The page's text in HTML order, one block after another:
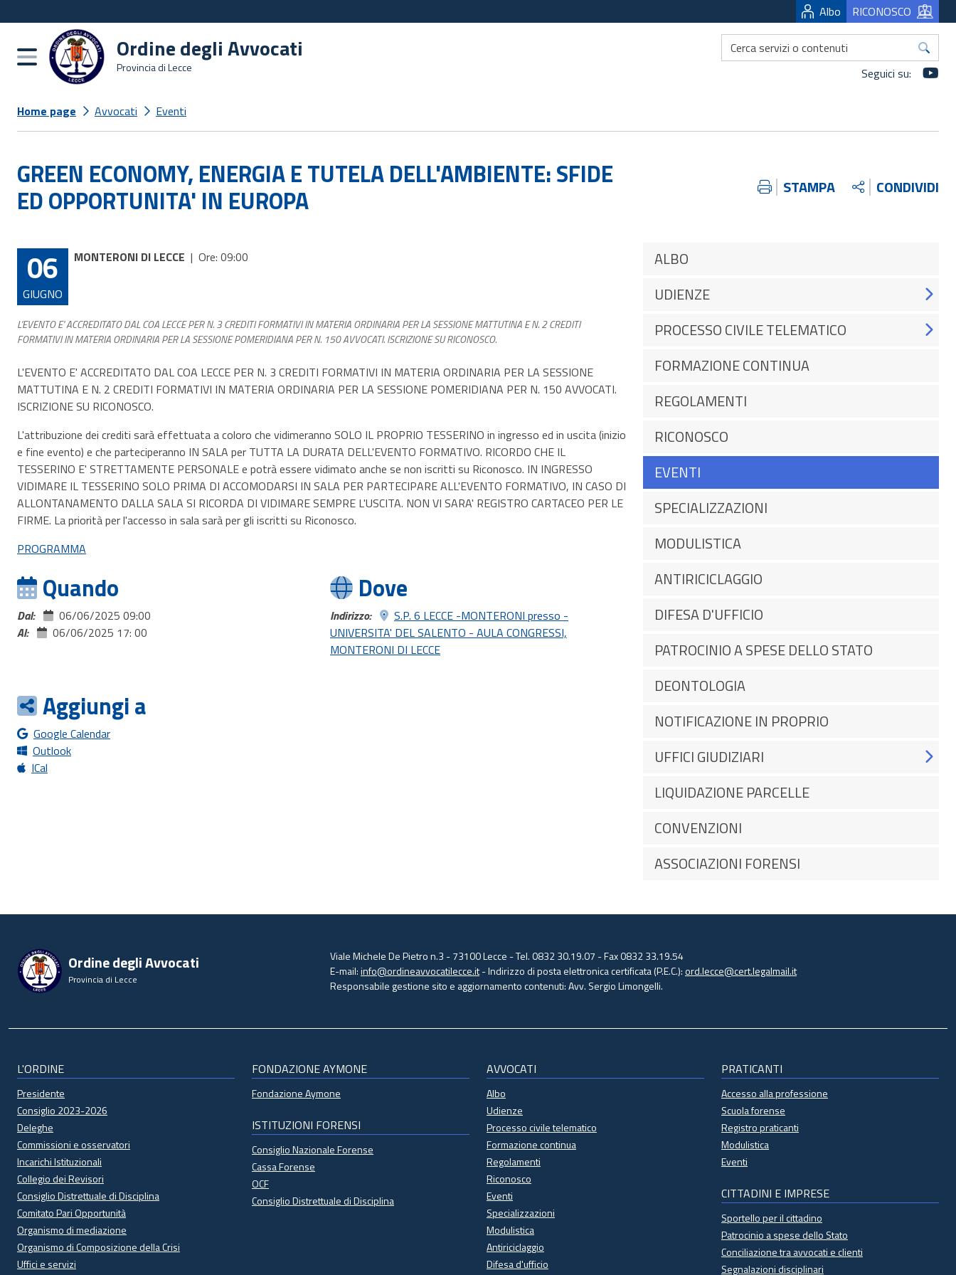
Albo RICONOSCO
Burger menu Ordine degli Avvocati
Provincia di Lecce Seguici su:
Home page Avvocati Eventi
GREEN ECONOMY, ENERGIA E TUTELA DELL'AMBIENTE: SFIDE
ED OPPORTUNITA' IN EUROPA STAMPA CONDIVIDI
06
GIUGNO
MONTERONI DI LECCE | Ore: 09:00
L'EVENTO E' ACCREDITATO DAL COA LECCE PER N. 3 CREDITI FORMATIVI IN MATERIA ORDINARIA PER LA SESSIONE MATTUTINA E N. 2 CREDITI
FORMATIVI IN MATERIA ORDINARIA PER LA SESSIONE POMERIDIANA PER N. 150 AVVOCATI. ISCRIZIONE SU RICONOSCO.
L'EVENTO E' ACCREDITATO DAL COA LECCE PER N. 3 CREDITI FORMATIVI IN MATERIA ORDINARIA PER LA SESSIONE
MATTUTINA E N. 2 CREDITI FORMATIVI IN MATERIA ORDINARIA PER LA SESSIONE POMERIDIANA PER N. 150 AVVOCATI.
ISCRIZIONE SU RICONOSCO.
L'attribuzione dei crediti sarà effettuata a coloro che vidimeranno SOLO IL PROPRIO TESSERINO in ingresso ed in uscita (inizio
e fine evento) e che parteciperanno IN SALA per TUTTA LA DURATA DELL'EVENTO FORMATIVO. RICORDO CHE IL
TESSERINO E' STRETTAMENTE PERSONALE e potrà essere vidimato anche se non iscritti su Riconosco. IN INGRESSO
VIDIMARE IL TESSERINO SOLO PRIMA DI ACCOMODARSI IN SALA PER PARTECIPARE ALL'EVENTO FORMATIVO, IN CASO DI
ALLONTANAMENTO DALLA SALA SI RICORDA DI VIDIMARE SEMPRE L'USCITA. NON VI SARA' REGISTRO CARTACEO PER LE
FIRME. La priorità per l'accesso in sala sarà per gli iscritti su Riconosco.
PROGRAMMA
Quando
Dal:
06/06/2025 09:00
Al:
06/06/2025 17: 00
Dove
Indirizzo:
S.P. 6 LECCE -MONTERONI presso -
UNIVERSITA' DEL SALENTO - AULA CONGRESSI,
MONTERONI DI LECCE
Aggiungi a
Google Calendar
Outlook
ICal
ALBO
UDIENZE
PROCESSO CIVILE TELEMATICO
FORMAZIONE CONTINUA
REGOLAMENTI
RICONOSCO
EVENTI
SPECIALIZZAZIONI
MODULISTICA
ANTIRICICLAGGIO
DIFESA D'UFFICIO
PATROCINIO A SPESE DELLO STATO
DEONTOLOGIA
NOTIFICAZIONE IN PROPRIO
UFFICI GIUDIZIARI
LIQUIDAZIONE PARCELLE
CONVENZIONI
ASSOCIAZIONI FORENSI
Ordine degli Avvocati
Provincia di Lecce
Viale Michele De Pietro n.3 - 73100 Lecce - Tel. 0832 30.19.07 - Fax 0832 33.19.54
E-mail:info@ordineavvocatilecce.it- Indirizzo di posta elettronica certificata (P.E.C.):ord.lecce@cert.legalmail.it
Responsabile gestione sito e aggiornamento contenuti: Avv. Sergio Limongelli.
L'ORDINE
Presidente
Consiglio 2023-2026
Deleghe
Commissioni e osservatori
Incarichi Istituzionali
Collegio dei Revisori
Consiglio Distrettuale di Disciplina
Comitato Pari Opportunità
Organismo di mediazione
Organismo di Composizione della Crisi
Uffici e servizi
FONDAZIONE AYMONE
Fondazione Aymone
ISTITUZIONI FORENSI
Consiglio Nazionale Forense
Cassa Forense
OCF
Consiglio Distrettuale di Disciplina
AVVOCATI
Albo
Udienze
Processo civile telematico
Formazione continua
Regolamenti
Riconosco
Eventi
Specializzazioni
Modulistica
Antiriciclaggio
Difesa d'ufficio
PRATICANTI
Accesso alla professione
Scuola forense
Registro praticanti
Modulistica
Eventi
CITTADINI E IMPRESE
Sportello per il cittadino
Patrocinio a spese dello Stato
Conciliazione tra avvocati e clienti
Segnalazioni disciplinari